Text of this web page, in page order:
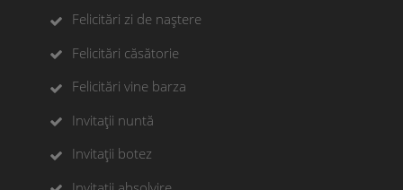
Felicitări zi de naștere
Felicitări căsătorie
Felicitări vine barza
Invitații nuntă
Invitații botez